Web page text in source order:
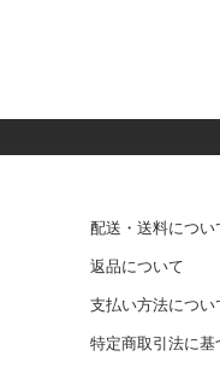
配送・送料につい
返品について
支払い方法につい
特定商取引法に基